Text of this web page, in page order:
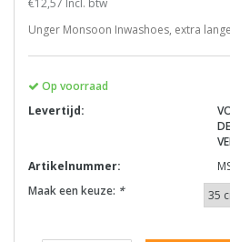
€12,57 Incl. btw
Unger Monsoon Inwashoes, extra
Op voorraad
Levertijd:
Artikelnummer:
Maak een keuze: *